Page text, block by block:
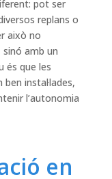
pot ser
replans o
això no
amb un
és que les
instal·lades,
l’autonomia
en